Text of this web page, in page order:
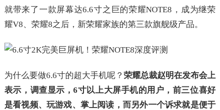
就带来了一款屏幕达6.6寸之巨的荣耀NOTE8，成为继荣
耀V8、荣耀8之后，新荣耀家族的第三款旗舰级产品。
为什么要做6.6寸的超大手机呢？荣耀总裁赵明在发布会上
表示，调查显示，6寸以上大屏手机的用户，前三位喜好
是看视频、玩游戏、掌上阅读，而另外一个诉求就是便于